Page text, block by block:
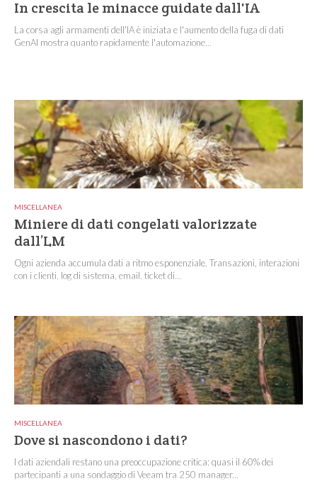
In crescita le minacce guidate dall'IA
La corsa agli armamenti dell'IA è iniziata e l'aumento della fuga di dati
GenAI mostra quanto rapidamente l'automazione...
MISCELLANEA
Miniere di dati congelati valorizzate
dall’LM
Ogni azienda accumula dati a ritmo esponenziale. Transazioni, interazioni
con i clienti, log di sistema, email, ticket di...
MISCELLANEA
Dove si nascondono i dati?
I dati aziendali restano una preoccupazione critica: quasi il 60% dei
partecipanti a una sondaggio di Veeam tra 250 manager...